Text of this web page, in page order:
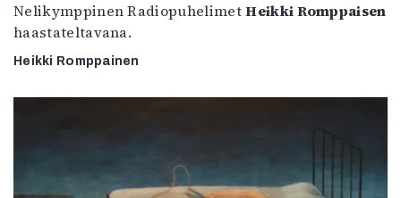
Nelikymppinen RadiopuhelimetHeikki Romppaisen
haastateltavana.
Heikki Romppainen